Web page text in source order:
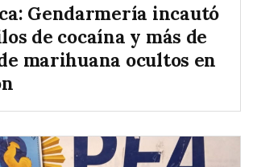
Gendarmería incautó
de cocaína y más de
marihuana ocultos en